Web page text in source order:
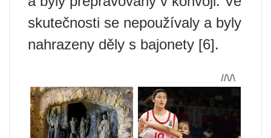
skutečnosti se nepoužívaly a byly
nahrazeny děly s bajonety [6].